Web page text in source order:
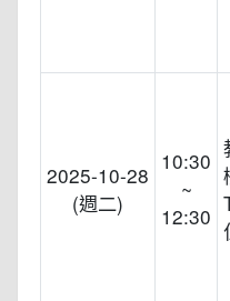
2025-10-28
(週二)
10:30
~
12:30